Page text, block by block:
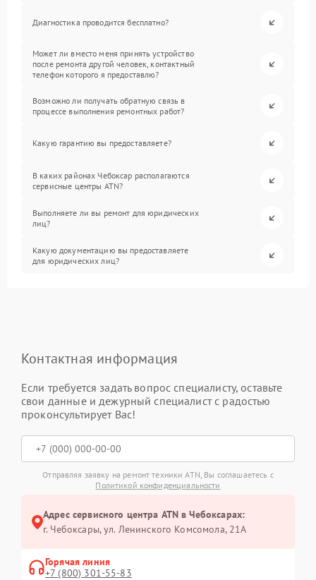
Диагностика проводится бесплатно?
Может ли вместо меня принять устройство
после ремонта другой человек, контактный
телефон которого я предоставлю?
Возможно ли получать обратную связь в
процессе выполнения ремонтных работ?
Какую гарантию вы предоставляете?
В каких районах Чебоксар располагаются
сервисные центры ATN?
Выполняете ли вы ремонт для юридических
лиц?
Какую документацию вы предоставляете
для юридических лиц?
Контактная информация
Если требуется задать вопрос специалисту, оставьте
свои данные и дежурный специалист с радостью
проконсультирует Вас!
Отправляя заявку на ремонт техники ATN, Вы соглашаетесь с
Политикой конфиденциальности
Адрес сервисного центра ATN в Чебоксарах:
г. Чебоксары, ул. Ленинского Комсомола, 21А
Горячая линия
+7 (800) 301-55-83